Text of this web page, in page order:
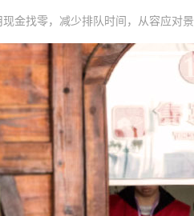
金找零，减少排队时间，从容应对